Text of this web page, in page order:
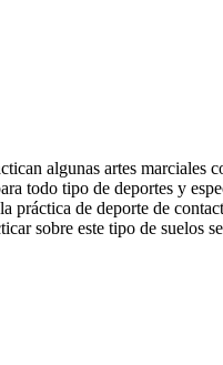
algunas artes marciales
todo tipo de deportes y
de deporte de
sobre este tipo de suelos